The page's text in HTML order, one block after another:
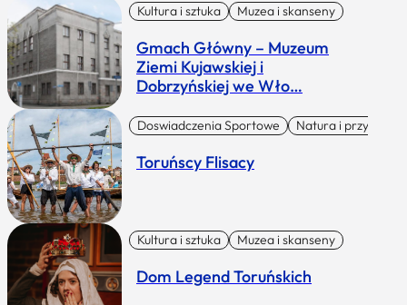
Kultura i sztuka Muzea i skanseny
Gmach Główny – Muzeum
Ziemi Kujawskiej i
Dobrzyńskiej we Wło…
Doswiadczenia Sportowe Natura i przygoda
Toruńscy Flisacy
Kultura i sztuka Muzea i skanseny
Dom Legend Toruńskich